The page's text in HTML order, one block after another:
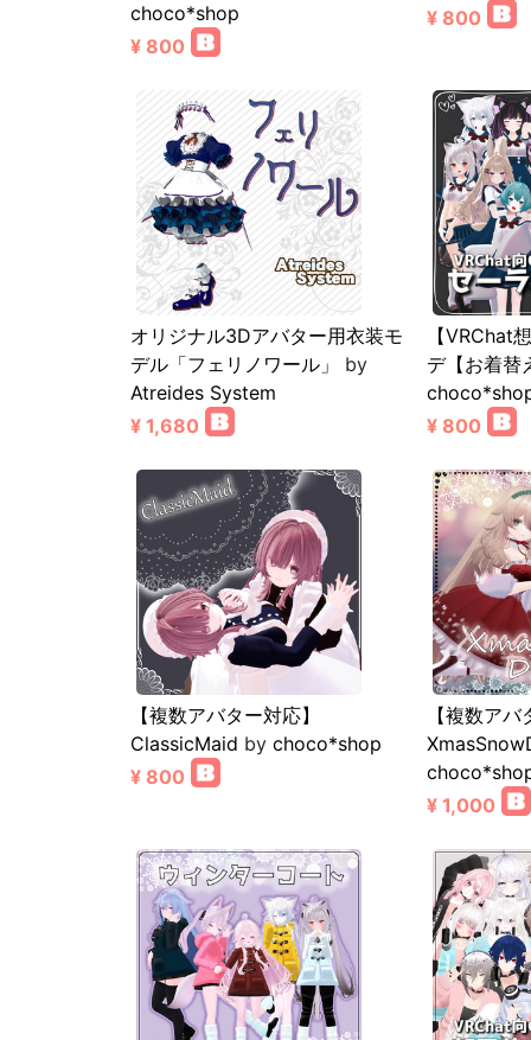
choco*shop
¥ 800
¥ 800
オリジナル3Dアバター用衣装モ
デル「フェリノワール」
by
Atreides System
¥ 1,680
【VRChat
デ【お着替
¥ 800
【複数アバター対応】
ClassicMaid by choco*shop
¥ 800
【複数ア
¥ 1,000